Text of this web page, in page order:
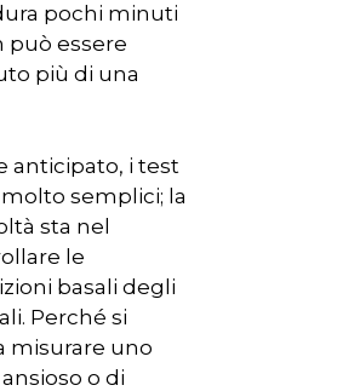
pochi minuti
può essere
più di una
anticipato, i test
semplici; la
sta nel
le
basali degli
Perché si
misurare uno
o di
CHI SIAMO
NEWS
ANIMALE
NORMATIVA
CONTATTI